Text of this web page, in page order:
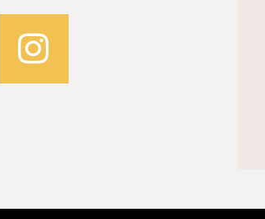
I
n
g